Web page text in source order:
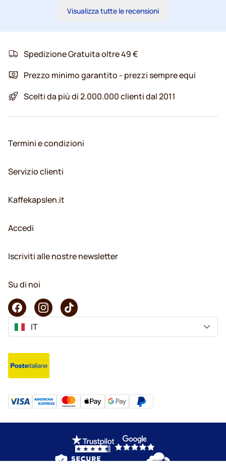
Visualizza tutte le recensioni
Spedizione Gratuita oltre 49 €
Prezzo minimo garantito - prezzi sempre equi
Scelti da più di 2.000.000 clienti dal 2011
Termini e condizioni
Servizio clienti
Kaffekapslen.it
Accedi
Iscriviti alle nostre newsletter
Su di noi
IT